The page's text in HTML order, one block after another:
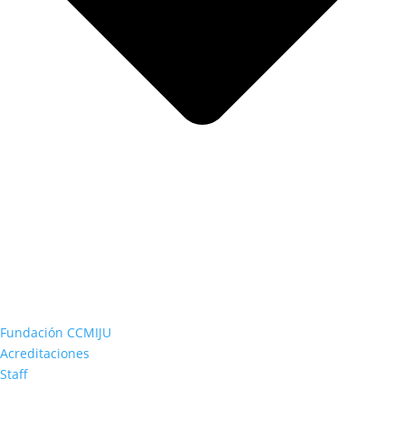
Fundación CCMIJU
Acreditaciones
Staff